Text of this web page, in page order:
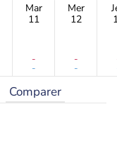
Mar
11
-
-
Mer
12
-
-
Comparer